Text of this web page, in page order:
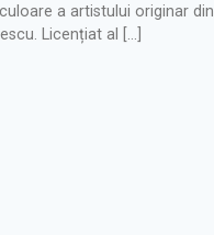
a artistului originar din
Licențiat al […]